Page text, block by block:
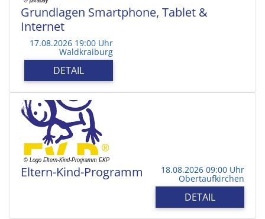
Grundlagen Smartphone, Tablet &
Internet
17.08.2026 19:00 Uhr
Waldkraiburg
DETAIL
Eltern-Kind-Programm 18.08.2026 09:00 Uhr
Obertaufkirchen
DETAIL